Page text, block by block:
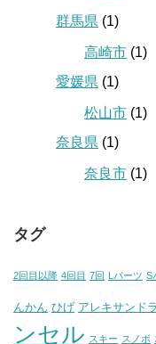
群馬県 (1)
高崎市 (1)
愛媛県 (1)
松山市 (1)
奈良県 (1)
奈良市 (1)
タグ
2回目以降 4回目 7回 Lパーツ S
んかん ひげ アレキサンド
ンセル スキー スノボ